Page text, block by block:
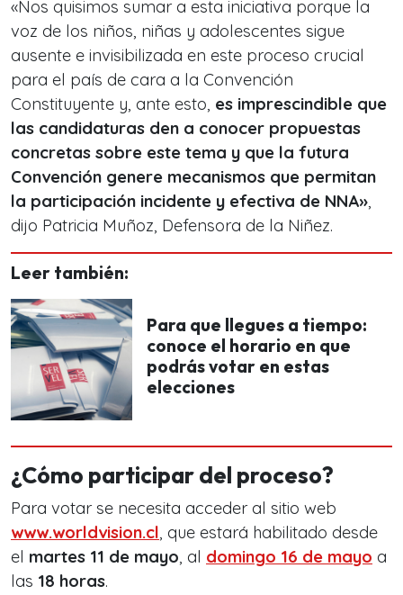
«Nos quisimos sumar a esta iniciativa porque la
voz de los niños, niñas y adolescentes sigue
ausente e invisibilizada en este proceso crucial
para el país de cara a la Convención
Constituyente y, ante esto, es imprescindible que
las candidaturas den a conocer propuestas
concretas sobre este tema y que la futura
Convención genere mecanismos que permitan
la participación incidente y efectiva de NNA»,
dijo Patricia Muñoz, Defensora de la Niñez.
Leer también:
Para que llegues a tiempo:
conoce el horario en que
podrás votar en estas
elecciones
¿Cómo participar del proceso?
Para votar se necesita acceder al sitio web
www.worldvision.cl, que estará habilitado desde
el martes 11 de mayo, al domingo 16 de mayo a
las 18 horas.